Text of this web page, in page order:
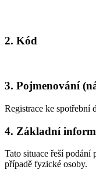
2. Kód
3. Pojmenování
Registrace ke spotřební
4. Základní
Tato situace řeší
případě fyzické osoby.